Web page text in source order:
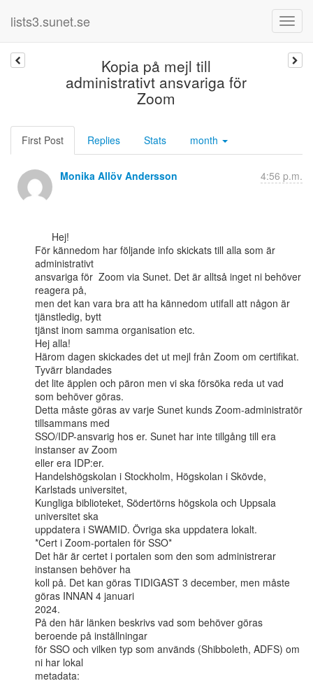
lists3.sunet.se
Kopia på mejl till
administrativt ansvariga för
Zoom
First Post Replies Stats month
Monika Allöv Andersson 4:56 p.m.
För kännedom har följande info skickats till alla som är
administrativt
ansvariga för  Zoom via Sunet. Det är alltså inget ni behöver
reagera på,
men det kan vara bra att ha kännedom utifall att någon är
tjänstledig, bytt
tjänst inom samma organisation etc.
Hej alla!
Härom dagen skickades det ut mejl från Zoom om certifikat.
Tyvärr blandades
det lite äpplen och päron men vi ska försöka reda ut vad
som behöver göras.
Detta måste göras av varje Sunet kunds Zoom-administratör
tillsammans med
SSO/IDP-ansvarig hos er. Sunet har inte tillgång till era
instanser av Zoom
eller era IDP:er.
Handelshögskolan i Stockholm, Högskolan i Skövde,
Karlstads universitet,
Kungliga biblioteket, Södertörns högskola och Uppsala
universitet ska
uppdatera i SWAMID. Övriga ska uppdatera lokalt.
*Cert i Zoom-portalen för SSO*
Det här är certet i portalen som den som administrerar
instansen behöver ha
koll på. Det kan göras TIDIGAST 3 december, men måste
göras INNAN 4 januari
2024.
På den här länken beskrivs vad som behöver göras
beroende på inställningar
för SSO och vilken typ som används (Shibboleth, ADFS) om
ni har lokal